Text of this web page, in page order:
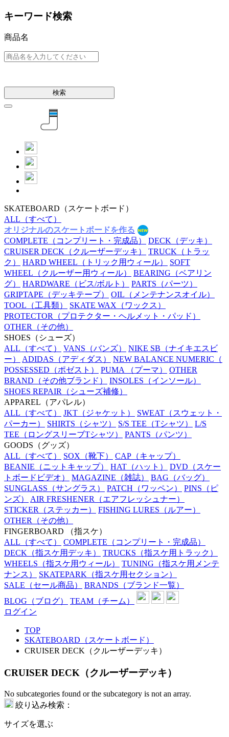
キーワード検索
商品名
検索
SKATEBOARD （スケートボード）
ALL （すべて）
オリジナルのスケートボードを作る
COMPLETE （コンプリート・完成品） DECK （デッキ）
CRUISER DECK （クルーザーデッキ） TRUCK （トラッ
ク）
HARD WHEEL （トリック用ウィール）
SOFT
WHEEL （クルーザー用ウィール） BEARING （ベアリン
グ）
HARDWARE （ビス/ボルト） PARTS （パーツ）
GRIPTAPE （デッキテープ） OIL （メンテナンスオイル）
TOOL （工具類） SKATE WAX （ワックス）
PROTECTOR （プロテクター・ヘルメット・パッド）
OTHER （その他）
SHOES （シューズ）
ALL （すべて） VANS （バンズ） NIKE SB （ナイキエスビ
ー）
ADIDAS （アディダス） NEW BALANCE NUMERIC （
POSSESSED （ポゼスト） PUMA （プーマ）
OTHER
BRAND （その他ブランド） INSOLES （インソール）
SHOES REPAIR （シューズ補修）
APPAREL （アパレル）
ALL （すべて） JKT （ジャケット） SWEAT （スウェット・
パーカー）
SHIRTS （シャツ） S/S TEE （Tシャツ）
L/S
TEE （ロングスリーブTシャツ） PANTS （パンツ）
GOODS （グッズ）
ALL （すべて） SOX （靴下） CAP （キャップ）
BEANIE （ニットキャップ） HAT （ハット） DVD （スケー
トボードビデオ）
MAGAZINE （雑誌） BAG （バッグ）
SUNGLASS （サングラス） PATCH （ワッペン） PINS （ピ
ンズ）
AIR FRESHENER （エアフレッシュナー）
STICKER （ステッカー） FISHING LURES （ルアー）
OTHER （その他）
FINGERBOARD
（指スケ）
ALL （すべて） COMPLETE （コンプリート・完成品）
DECK （指スケ用デッキ） TRUCKS （指スケ用トラック）
WHEELS （指スケ用ウィール） TUNING （指スケ用メンテ
ナンス）
SKATEPARK （指スケ用セクション）
SALE （セール商品） BRANDS （ブランド一覧）
BLOG （ブログ） TEAM （チーム）
ログイン
TOP
SKATEBOARD（スケートボード）
CRUISER DECK（クルーザーデッキ）
CRUISER DECK（クルーザーデッキ）
No subcategories found or the subcategory is not an array.
絞り込み検索：
サイズを選ぶ